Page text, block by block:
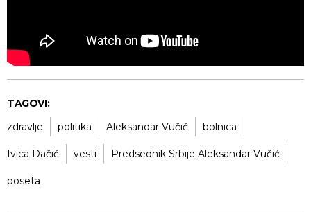
TAGOVI:
zdravlje
politika Aleksandar Vučić bolnica
Ivica Dačić vesti Predsednik Srbije Aleksandar Vučić
poseta